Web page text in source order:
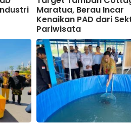
Maratua, Berau Incar
Kenaikan PAD dari
Pariwisata